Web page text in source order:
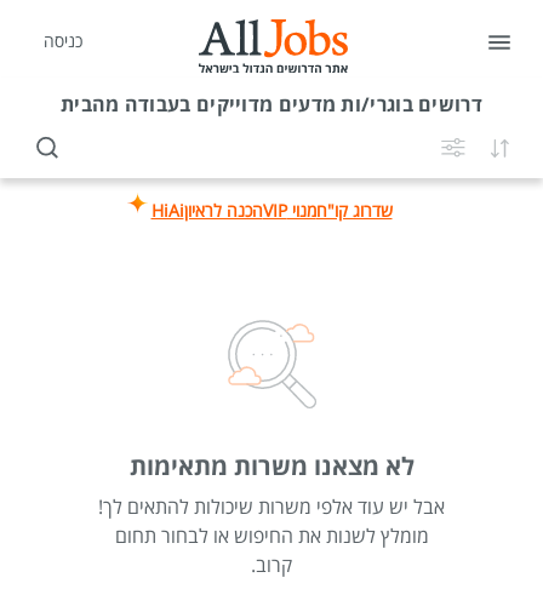
כניסה
דרושיםבוגרי/ות מדעים מדוייקים בעבודה מהבית
שדרוג קו"חמנוי VIP הכנה לראיוןHiAi
לא מצאנו משרות מתאימות
אבל יש עוד אלפי משרות שיכולות להתאים לך!
מומלץ לשנות את החיפוש או לבחור תחום
קרוב.